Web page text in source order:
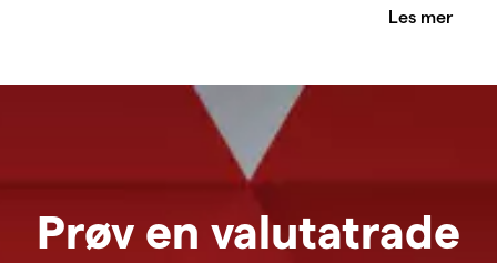
Les mer
Prøv en valutatrade